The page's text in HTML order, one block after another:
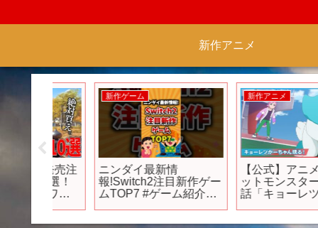
新作アニメ
新作ゲーム
ニンダイ最新情
報!Switch2注目新作ゲー
ムTOP7 #ゲーム紹介
新作アニメ
【公式】アニメ「ポケ
ットモンスター」第41
話「キョーレツかーち